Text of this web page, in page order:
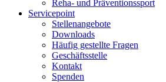
Reha- und Präventionssport
Servicepoint
Stellenangebote
Downloads
Häufig gestellte Fragen
Geschäftsstelle
Kontakt
Spenden